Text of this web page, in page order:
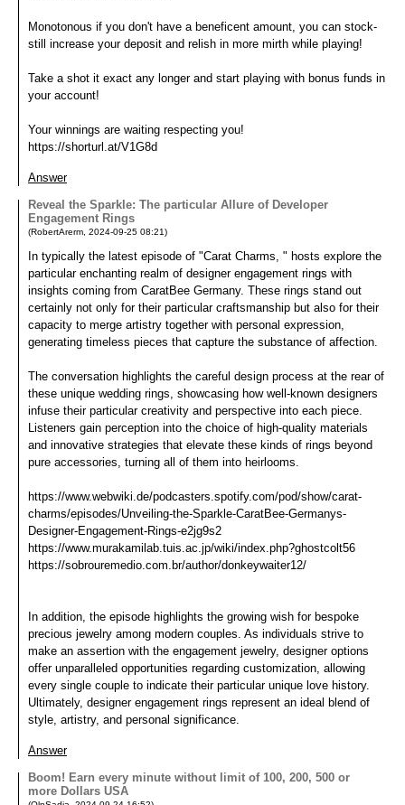
Monotonous if you don't have a beneficent amount, you can stock-
still increase your deposit and relish in more mirth while playing!
Take a shot it exact any longer and start playing with bonus funds in
your account!
Your winnings are waiting respecting you!
https://shorturl.at/V1G8d
Answer
Reveal the Sparkle: The particular Allure of Developer
Engagement Rings
(RobertArerm 2024-09-25 08:21)
In typically the latest episode of "Carat Charms, " hosts explore the
particular enchanting realm of designer engagement rings with
insights coming from CaratBee Germany. These rings stand out
certainly not only for their particular craftsmanship but also for their
capacity to merge artistry together with personal expression,
generating timeless pieces that capture the substance of affection.
The conversation highlights the careful design process at the rear of
these unique wedding rings, showcasing how well-known designers
infuse their particular creativity and perspective into each piece.
Listeners gain perception into the choice of high-quality materials
and innovative strategies that elevate these kinds of rings beyond
pure accessories, turning all of them into heirlooms.
https://www.webwiki.de/podcasters.spotify.com/pod/show/carat-
charms/episodes/Unveiling-the-Sparkle-CaratBee-Germanys-
Designer-Engagement-Rings-e2jg9s2
https://www.murakamilab.tuis.ac.jp/wiki/index.php?ghostcolt56
https://sobrouremedio.com.br/author/donkeywaiter12/
In addition, the episode highlights the growing wish for bespoke
precious jewelry among modern couples. As individuals strive to
make an assertion with the engagement jewelry, designer options
offer unparalleled opportunities regarding customization, allowing
every single couple to indicate their particular unique love history.
Ultimately, designer engagement rings represent an ideal blend of
style, artistry, and personal significance.
Answer
Boom! Earn every minute without limit of 100, 200, 500 or
more Dollars USA